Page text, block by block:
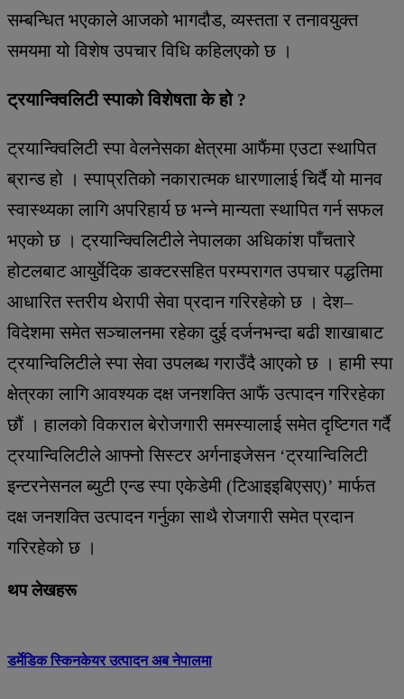
सम्बन्धित भएकाले आजको भागदौड, व्यस्तता र तनावयुक्त
समयमा यो विशेष उपचार विधि कहिलएको छ ।
ट्रयान्क्विलिटी स्पाको विशेषता के हो ?
ट्रयान्क्विलिटी स्पा वेलनेसका क्षेत्रमा आफैंमा एउटा स्थापित
ब्रान्ड हो । स्पाप्रतिको नकारात्मक धारणालाई चिर्दै यो मानव
स्वास्थ्यका लागि अपरिहार्य छ भन्ने मान्यता स्थापित गर्न सफल
भएको छ । ट्रयान्क्विलिटीले नेपालका अधिकांश पाँचतारे
होटलबाट आयुर्वेदिक डाक्टरसहित परम्परागत उपचार पद्धतिमा
आधारित स्तरीय थेरापी सेवा प्रदान गरिरहेको छ । देश–
विदेशमा समेत सञ्चालनमा रहेका दुई दर्जनभन्दा बढी शाखाबाट
ट्रयान्विलिटीले स्पा सेवा उपलब्ध गराउँदै आएको छ । हामी स्पा
क्षेत्रका लागि आवश्यक दक्ष जनशक्ति आफैं उत्पादन गरिरहेका
छौं । हालको विकराल बेरोजगारी समस्यालाई समेत दृष्टिगत गर्दै
ट्रयान्विलिटीले आफ्नो सिस्टर अर्गनाइजेसन ‘ट्रयान्विलिटी
इन्टरनेसनल ब्युटी एन्ड स्पा एकेडेमी (टिआइइबिएसए)’ मार्फत
दक्ष जनशक्ति उत्पादन गर्नुका साथै रोजगारी समेत प्रदान
गरिरहेको छ ।
थप लेखहरू
डर्मेडिक स्किनकेयर उत्पादन अब नेपालमा